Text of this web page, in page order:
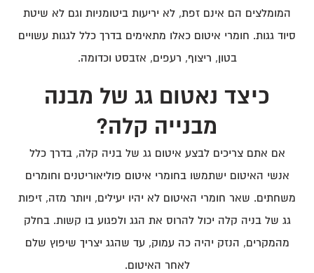
המומלצים הם אינם זפת, לא יריעות ביטומניות וגם לא שיטת
סיוד גגות. חומרי איטום כאלו מתאימים בדרך כלל לגגות עשויים
בטון, ריצוף, רעפים, אזבסט וכדומה.
כיצד נאטום גג של מבנה
מבנייה קלה?
אם אתם צריכים לבצע איטום גג של בניה קלה, בדרך כלל
אנשי האיטום ישתמשו בחומרי איטום פוליאוריטנים וחומרים
משחתים. שאר חומרי האיטום לא יהיו יעילים, ויותר מזה, זיפות
גג של בניה קלה יכול להרוס את הגג ולפגוע בו קשות. בחלק
מהמקרים, הנזק יהיה כה עמוק, עד שהגג יצריך שיפוץ שלם
לאחר האיטום.